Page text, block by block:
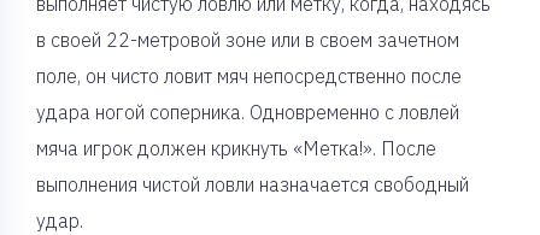
в своей 22-метровой зоне или в своем зачетном
поле, он чисто ловит мяч непосредственно после
удара ногой соперника. Одновременно с ловлей
мяча игрок должен крикнуть «Метка!». После
выполнения чистой ловли назначается свободный
удар.